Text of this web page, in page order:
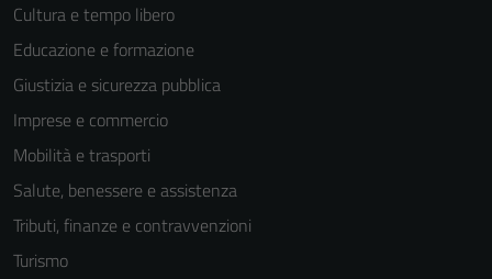
Cultura e tempo libero
Educazione e formazione
Giustizia e sicurezza pubblica
Imprese e commercio
Mobilità e trasporti
Salute, benessere e assistenza
Tributi, finanze e contravvenzioni
Turismo